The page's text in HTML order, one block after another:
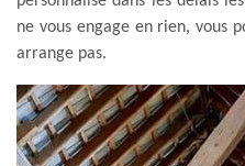
ne vous engage en rien, vous
arrange pas.